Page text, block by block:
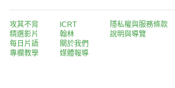
攻其不背
精選影片
每日片語
專欄教學
ICRT
翰林
關於我們
媒體報導
隱私權與服務條款
說明與導覽